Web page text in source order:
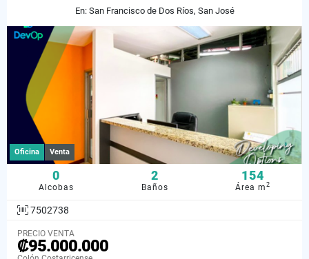
En: San Francisco de Dos Ríos, San José
Oficina Venta
0
Alcobas
2
Baños
154
Área m2
7502738
PRECIO VENTA
₡95.000.000